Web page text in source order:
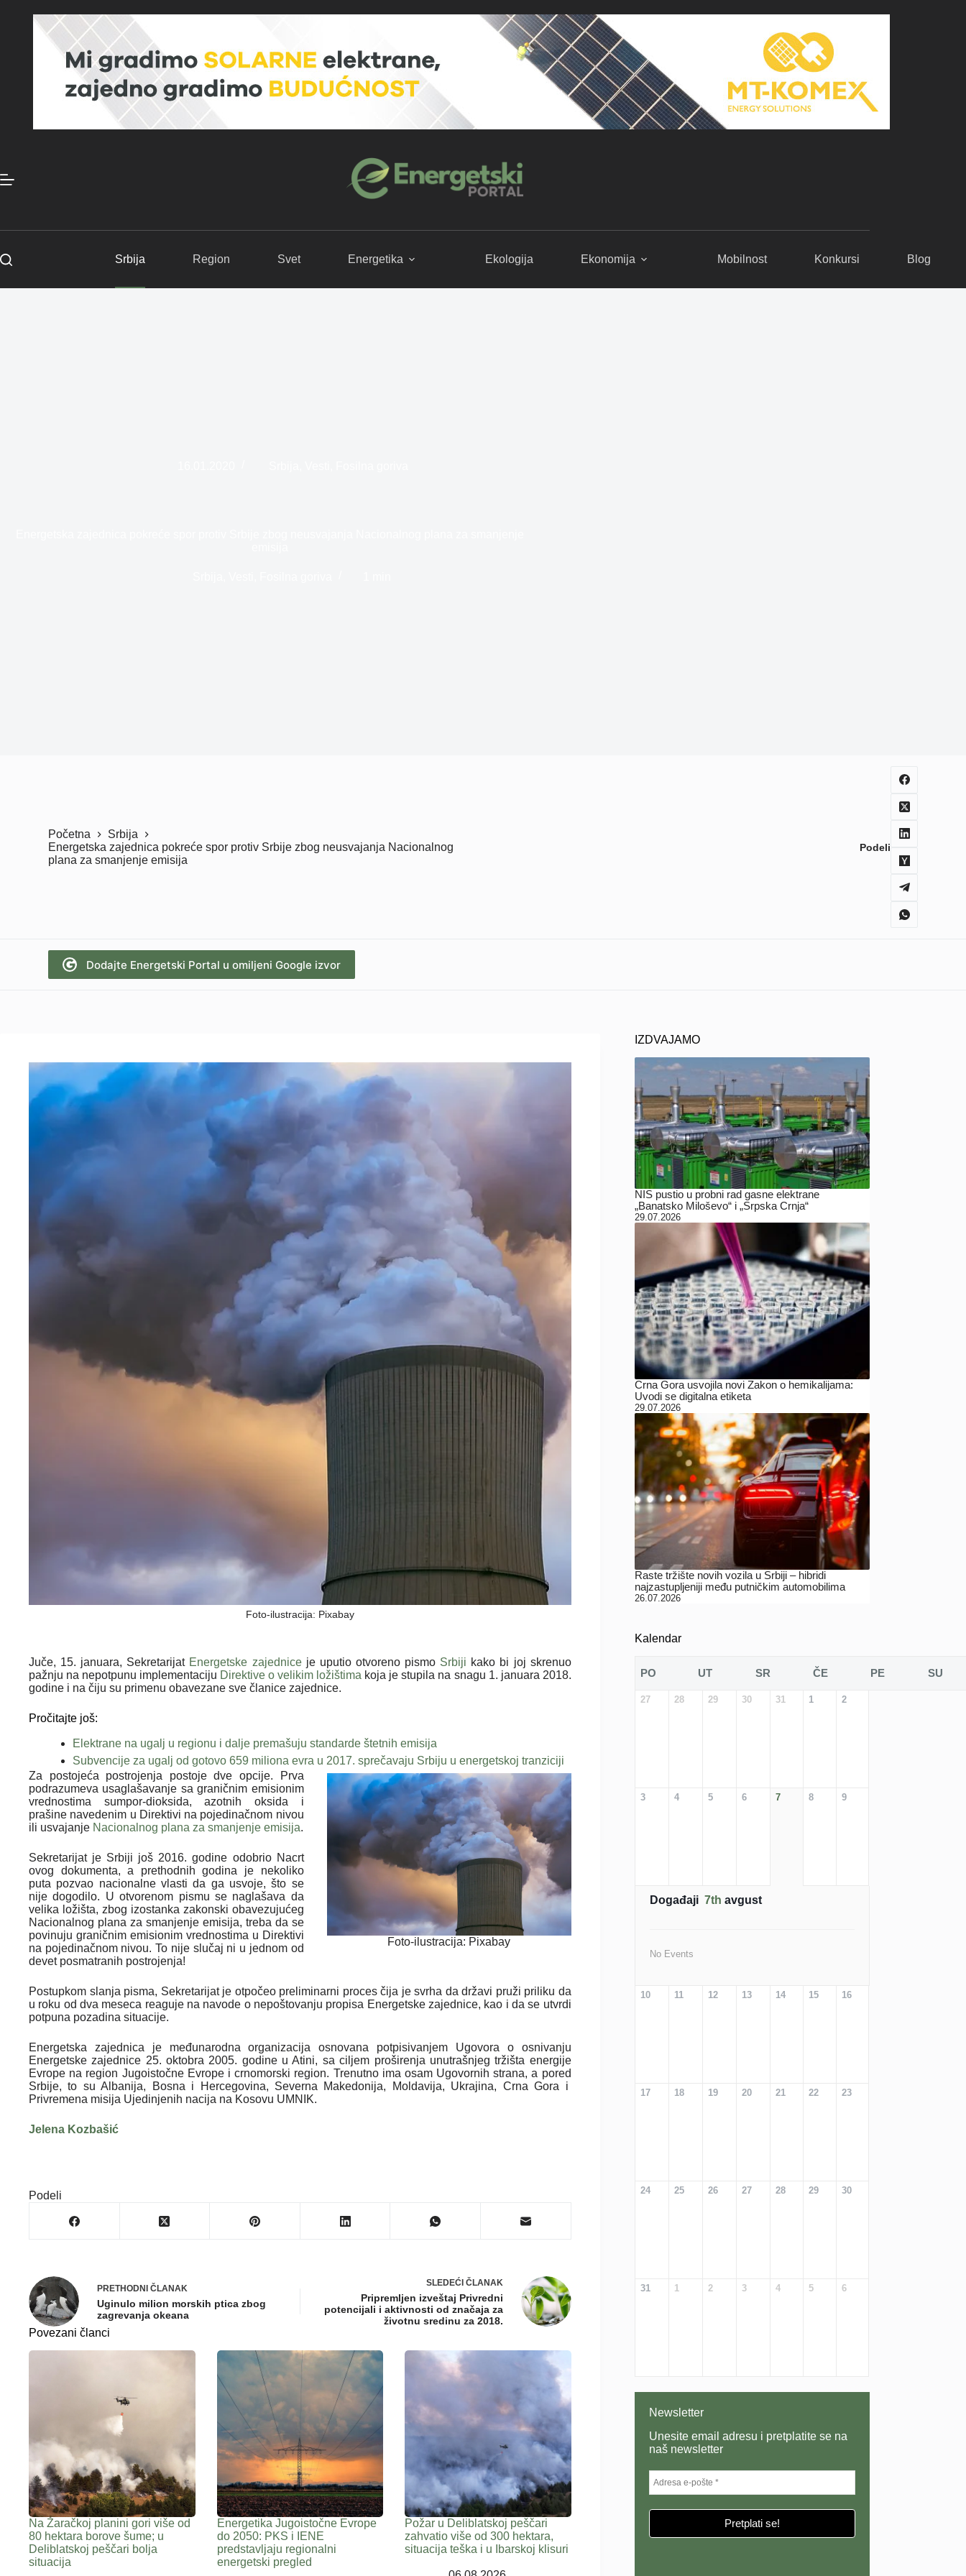
Srbija Region Svet Energetika Ekologija Ekonomija Mobilnost Konkursi Blog
Početna
Srbija
Energetska zajednica pokreće spor protiv Srbije zbog neusvajanja Nacionalnog
plana za smanjenje emisija
Podeli
Dodajte Energetski Portal u omiljeni Google izvor
Foto-ilustracija: Pixabay
Juče, 15. januara, Sekretarijat Energetske zajedniceje uputio otvoreno pismo Srbiji kako bi joj skrenuo
pažnju na nepotpunu implementaciju Direktive o velikim ložištima koja je stupila na snagu 1. januara 2018.
godine i na čiju su primenu obavezane sve članice zajednice.
Pročitajte još:
Elektrane na ugalj u regionu i dalje premašuju standarde štetnih emisija
Subvencije za ugalj od gotovo 659 miliona evra u 2017. sprečavaju Srbiju u energetskoj tranziciji
Foto-ilustracija: Pixabay
Za postojeća postrojenja postoje dve opcije. Prva
podrazumeva usaglašavanje sa graničnim emisionim
vrednostima sumpor-dioksida, azotnih oksida i
prašine navedenim u Direktivi na pojedinačnom nivou
ili usvajanje Nacionalnog plana za smanjenje emisija.
Sekretarijat je Srbiji još 2016. godine odobrio Nacrt
ovog dokumenta, a prethodnih godina je nekoliko
puta pozvao nacionalne vlasti da ga usvoje, što se
nije dogodilo. U otvorenom pismu se naglašava da
velika ložišta, zbog izostanka zakonski obavezujućeg
Nacionalnog plana za smanjenje emisija, treba da se
povinuju graničnim emisionim vrednostima u Direktivi
na pojedinačnom nivou. To nije slučaj ni u jednom od
devet posmatranih postrojenja!
Postupkom slanja pisma, Sekretarijat je otpočeo preliminarni proces čija je svrha da državi pruži priliku da
u roku od dva meseca reaguje na navode o nepoštovanju propisa Energetske zajednice, kao i da se utvrdi
potpuna pozadina situacije.
Energetska zajednica je međunarodna organizacija osnovana potpisivanjem Ugovora o osnivanju
Energetske zajednice 25. oktobra 2005. godine u Atini, sa ciljem proširenja unutrašnjeg tržišta energije
Evrope na region Jugoistočne Evrope i crnomorski region. Trenutno ima osam Ugovornih strana, a pored
Srbije, to su Albanija, Bosna i Hercegovina, Severna Makedonija, Moldavija, Ukrajina, Crna Gora i
Privremena misija Ujedinjenih nacija na Kosovu UMNIK.
Jelena Kozbašić
Podeli
PRETHODNI ČLANAK
Uginulo milion morskih ptica zbog
zagrevanja okeana
SLEDEĆI ČLANAK
Pripremljen izveštaj Privredni
potencijali i aktivnosti od značaja za
životnu sredinu za 2018.
Povezani članci
Na Žaračkoj planini gori više od
80 hektara borove šume; u
Deliblatskoj peščari bolja
situacija
Energetika Jugoistočne Evrope
do 2050: PKS i IENE
predstavljaju regionalni
energetski pregled
Požar u Deliblatskoj peščari
zahvatio više od 300 hektara,
situacija teška i u Ibarskoj klisuri
IZDVAJAMO
NIS pustio u probni rad gasne elektrane
„Banatsko Miloševo“ i „Srpska Crnja“
29.07.2026
Crna Gora usvojila novi Zakon o hemikalijama:
Uvodi se digitalna etiketa
29.07.2026
Raste tržište novih vozila u Srbiji – hibridi
najzastupljeniji među putničkim automobilima
26.07.2026
Kalendar
PO UT SR ČE PE SU
27 28 29 30 31 1 2
3 4 5 6 7 8 9
Događaji 7th avgust
No Events
10 11 12 13 14 15 16
17 18 19 20 21 22 23
24 25 26 27 28 29 30
31 1 2 3 4 5 6
Newsletter
Unesite email adresu i pretplatite se na
naš newsletter